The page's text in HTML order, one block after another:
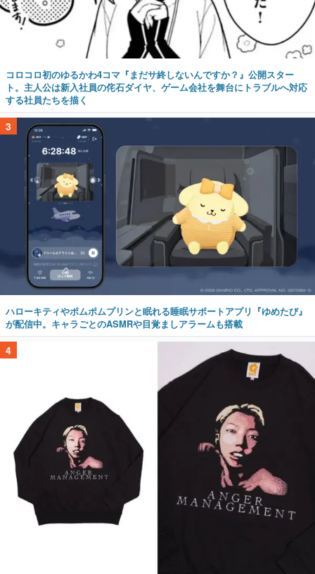
コロコロ初のゆるかわ4コマ『まだサ終しないんですか？』公開スター
ト。主人公は新入社員の侘石ダイヤ、ゲーム会社を舞台にトラブルへ対応
する社員たちを描く
3
ハローキティやポムポムプリンと眠れる睡眠サポートアプリ『ゆめたび』
が配信中。キャラごとのASMRや目覚ましアラームも搭載
4